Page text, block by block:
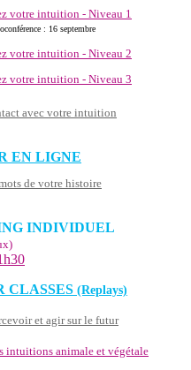
votre intuition - Niveau 1
: 16 septembre
votre intuition - Niveau 2
votre intuition - Niveau 3
avec votre intuition
EN LIGNE
de votre histoire
INDIVIDUEL
CLASSES (Replays)
et agir sur le futur
intuitions animale et végétale